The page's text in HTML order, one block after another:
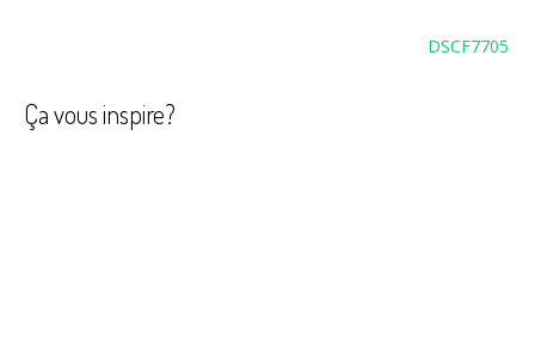
DSCF7705
Ça vous inspire?